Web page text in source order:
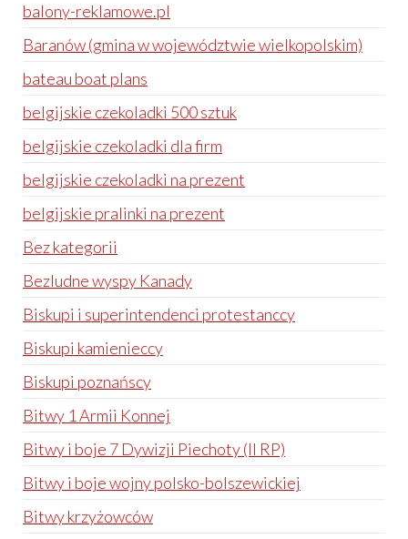
balony-reklamowe.pl
Baranów (gmina w województwie wielkopolskim)
bateau boat plans
belgijskie czekoladki 500 sztuk
belgijskie czekoladki dla firm
belgijskie czekoladki na prezent
belgijskie pralinki na prezent
Bez kategorii
Bezludne wyspy Kanady
Biskupi i superintendenci protestanccy
Biskupi kamienieccy
Biskupi poznańscy
Bitwy 1 Armii Konnej
Bitwy i boje 7 Dywizji Piechoty (II RP)
Bitwy i boje wojny polsko-bolszewickiej
Bitwy krzyżowców